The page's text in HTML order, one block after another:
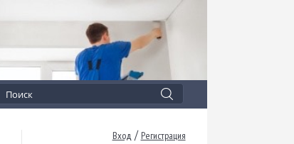
Вход / Регистрация